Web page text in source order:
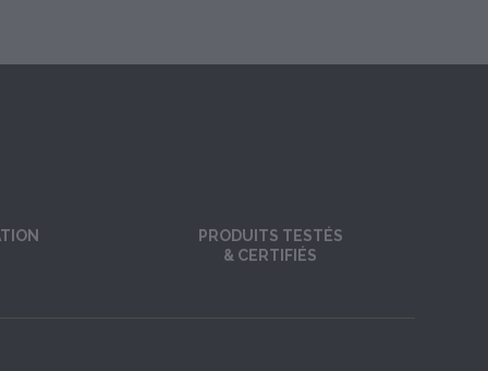
PRODUITS TESTÉS
& CERTIFIÉS